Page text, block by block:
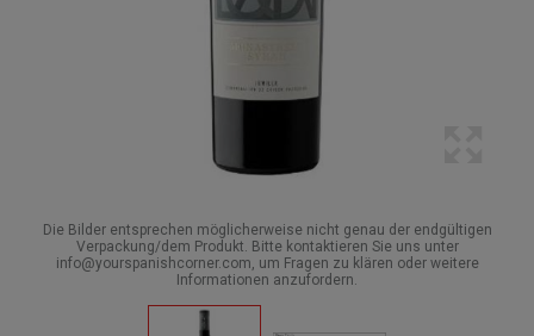
Die Bilder entsprechen möglicherweise nicht genau der endgültigen
Verpackung/dem Produkt. Bitte kontaktieren Sie uns unter
info@yourspanishcorner.com, um Fragen zu klären oder weitere
Informationen anzufordern.